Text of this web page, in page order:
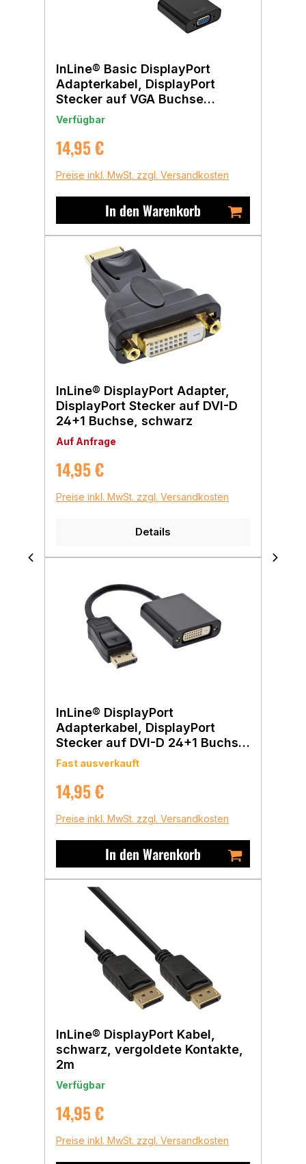
InLine® Basic DisplayPort
Adapterkabel, DisplayPort
Stecker auf VGA Buchse
schwarz, 0,15m
Verfügbar
Regulärer Preis:
14,95 €
Preise inkl. MwSt. zzgl. Versandkosten
In den Warenkorb
InLine® DisplayPort Adapter,
DisplayPort Stecker auf DVI-D
24+1 Buchse, schwarz
Auf Anfrage
Regulärer Preis:
14,95 €
Preise inkl. MwSt. zzgl. Versandkosten
Details
InLine® DisplayPort
Adapterkabel, DisplayPort
Stecker auf DVI-D 24+1 Buchse
schwarz, 0,15m
Fast ausverkauft
Regulärer Preis:
14,95 €
Preise inkl. MwSt. zzgl. Versandkosten
In den Warenkorb
InLine® DisplayPort Kabel,
schwarz, vergoldete Kontakte,
2m
Verfügbar
Regulärer Preis:
14,95 €
Preise inkl. MwSt. zzgl. Versandkosten